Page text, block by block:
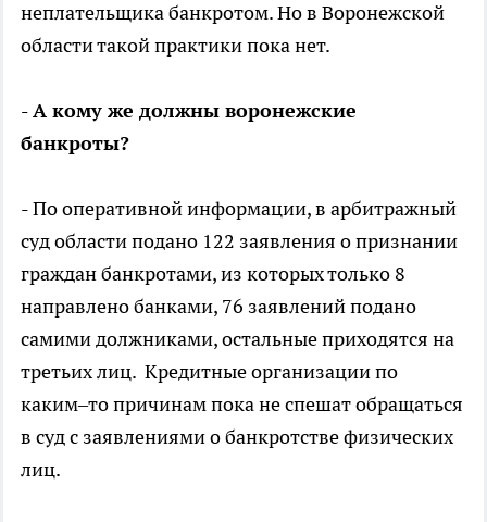
неплательщика банкротом. Но в Воронежской
области такой практики пока нет.
- А кому же должны воронежские
банкроты?
- По оперативной информации, в арбитражный
суд области подано 122 заявления о признании
граждан банкротами, из которых только 8
направлено банками, 76 заявлений подано
самими должниками, остальные приходятся на
третьих лиц. Кредитные организации по
каким–то причинам пока не спешат обращаться
в суд с заявлениями о банкротстве физических
лиц.